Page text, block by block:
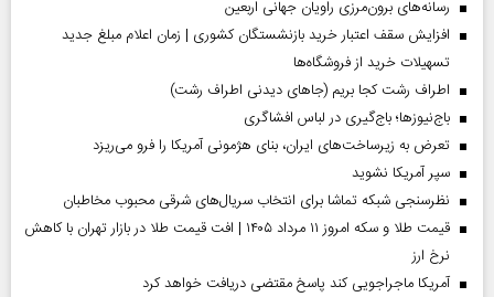
رسانه‌های برون‌مرزی راویان جهانی اربعین
افزایش سقف اعتبار خرید بازنشستگان کشوری | زمان اعلام مبلغ جدید
تسهیلات خرید از فروشگاه‌ها
اطراف رشت کجا بریم (جاهای دیدنی اطراف رشت)
باج‌نیوزها؛ باج‌گیری در لباس افشاگری
تعرض به زیرساخت‌های ایران، بنای هژمونی آمریکا را فرو می‌ریزد
سپر آمریکا نشوید
نظرسنجی شبکه تماشا برای انتخاب سریال‌های شرقی محبوب مخاطبان
قیمت طلا و سکه امروز ۱۱ مرداد ۱۴۰۵ | افت قیمت طلا در بازار تهران با کاهش
نرخ ارز
آمریکا ماجراجویی کند پاسخ مقتضی دریافت خواهد کرد